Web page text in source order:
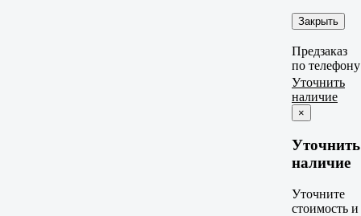
Закрыть
Предзаказ
по телефону
Уточнить
наличие
×
Уточнить
наличие
Уточните
стоимость и